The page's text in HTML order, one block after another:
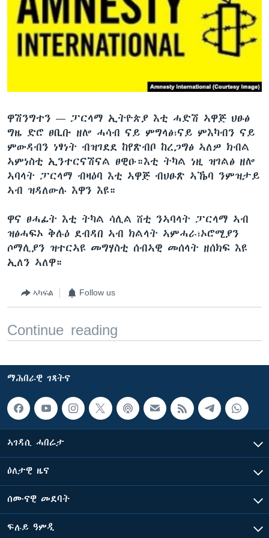
ቂሔ ጽልሚ
ቋንቋታት
ዋሽንግተን — ፓርላማ ኢትዮጵያ እቲ ሓድሽ ኣዋጅ ህፁፅ
ግዜ ድሮ ፀቢቡ ዘሎ ሓሳብ ናይ ምግላፅ፣ናይ ምእካብን ናይ
ምውዳብን ነፃነት ብዝገደደ ከየጽብቦ ከረጋግፅ ኣለዎ ክብል
ኣምነስቲ ኢንተርናሽናል ፀዊዑ።እቲ ትካል ነዚ ዝገልፅ ዘሎ
ኣባላት ፓርላማ ብዛዕባ እቲ ኣዋጅ ብህፁጽ ኣኼባ ንምዝታይ
ኣብ ዝዳለውሉ እዋን እዩ።
ዋና ፀሓፊት እቲ ትካል ሳሊል ሸቲ ንኣባላት ፓርላማ ኣብ
ዝፅሓፍኦ ቅሉዕ ደብዳበ ኣብ ክልላት ኣምሓራ፣ኦሮሚያን
ሶማሊያን ዝተርኣዩ መግሃስቲ ሰብኣዊ መሰላት ዘሰክፍ እዩ
ኢለን ኣለዋ።
ኣካፍል Follow us
Continue reading
ማሕበራዊ ገጻትና
ኣገዳሲ ሓበሬታ
ዕለታዊ ዜና
ሰሙናዊ መደባት
ፍሉይ ዓምዲ